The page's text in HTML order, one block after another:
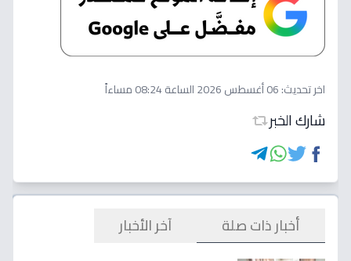
اخر تحديث:06 أغسطس 2026 الساعة 08:24 مساءاً
شارك الخبر
أخبار ذات صلة آخر الأخبار